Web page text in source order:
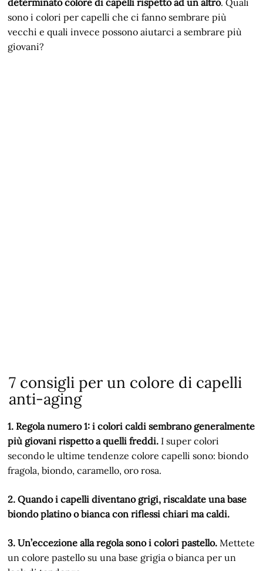
sono i colori per capelli che ci fanno sembrare più
vecchi e quali invece possono aiutarci a sembrare più
giovani?
7 consigli per un colore di capelli
anti-aging
1. Regola numero 1: i colori caldi sembrano generalmente
più giovani rispetto a quelli freddi. I super colori
secondo le ultime tendenze colore capelli sono: biondo
fragola, biondo, caramello, oro rosa.
2. Quando i capelli diventano grigi, riscaldate una base
biondo platino o bianca con riflessi chiari ma caldi.
3. Un’eccezione alla regola sono i colori pastello. Mettete
un colore pastello su una base grigia o bianca per un